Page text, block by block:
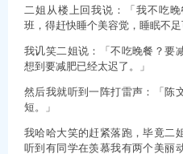
二姐从楼上回我说：「我不吃
班，得赶快睡个美容觉，睡眠不
我讥笑二姐说：「不吃晚餐？要
想到要减肥已经太迟了。」
然后我就听到一阵打雷声：「陈
短。」
我哈哈大笑的赶紧落跑，毕竟二
听到有同学在羡慕我有两个美丽